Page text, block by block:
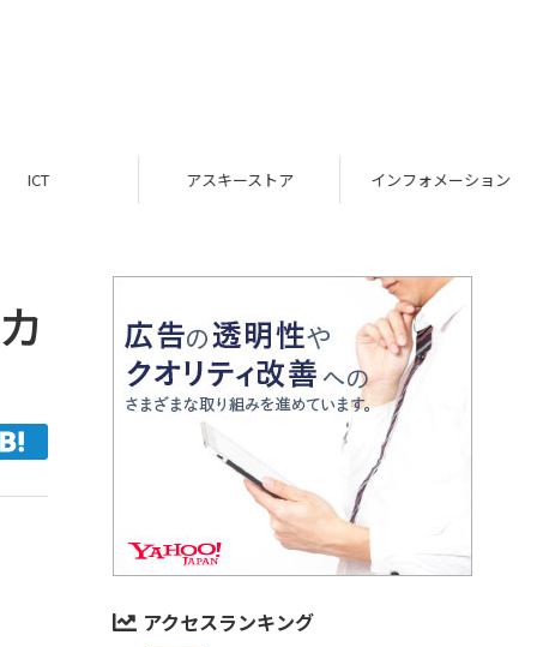
ICT アスキーストア インフォメーション
アクセスランキング